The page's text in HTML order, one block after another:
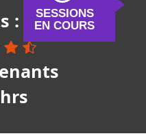
SESSIONS
EN COURS
: 4,8 / 5